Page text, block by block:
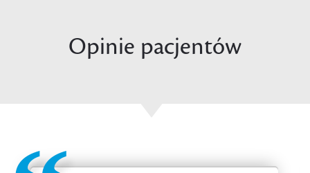
Opinie pacjentów